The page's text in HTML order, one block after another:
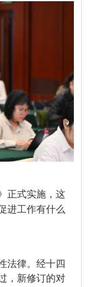
正式实施，这
进工作有什么
法律。经十四
，新修订的对